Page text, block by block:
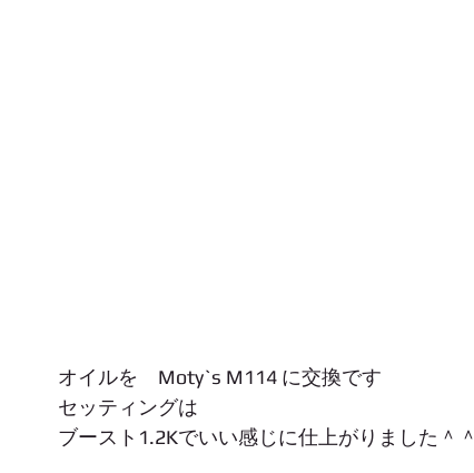
オイルを　Moty`s M114 に交換です
セッティングは
ブースト1.2Kでいい感じに仕上がりました＾＾